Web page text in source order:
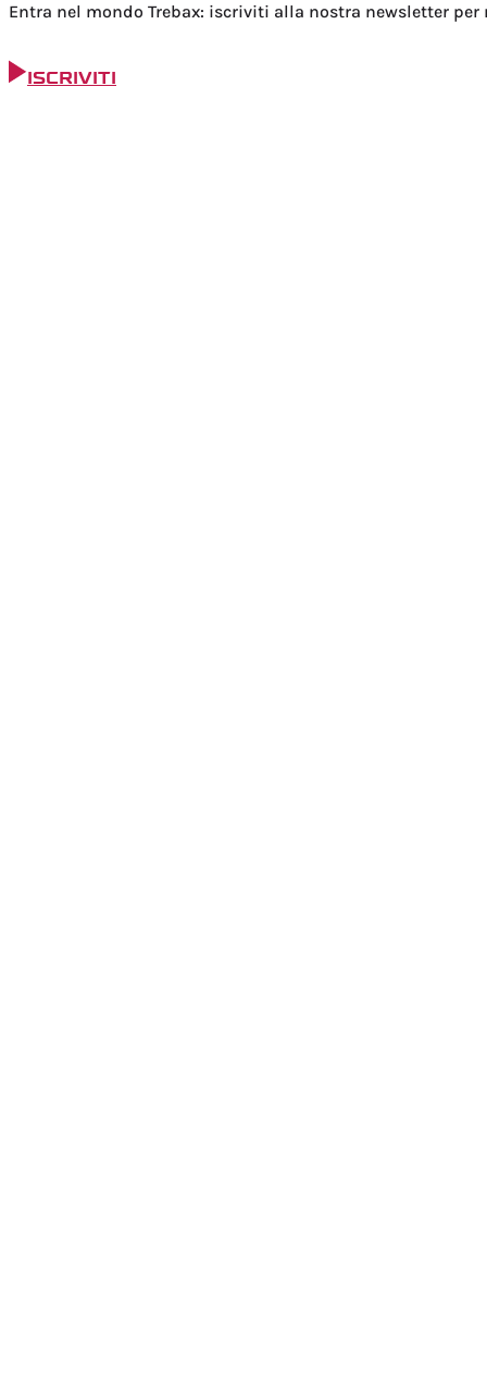
Entra nel mondo Trebax: iscriviti alla nostra newsletter
ISCRIVITI